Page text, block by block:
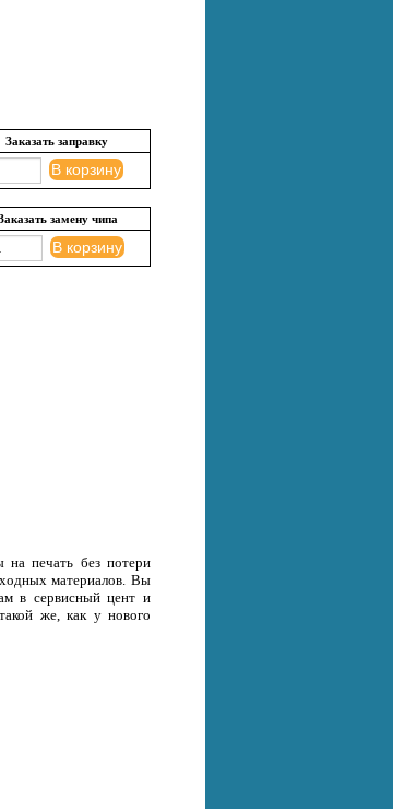
Заказать заправку
В корзину
замену чипа
В корзину
на печать без потери
материалов. Вы
в сервисный цент и
же, как у нового